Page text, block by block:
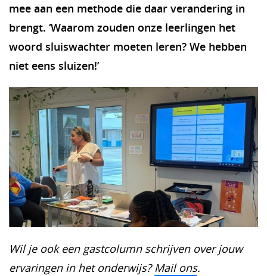
mee aan een methode die daar verandering in
brengt. ‘Waarom zouden onze leerlingen het
woord sluiswachter moeten leren? We hebben
niet eens sluizen!’
Wil je ook een gastcolumn schrijven over jouw
ervaringen in het onderwijs?Mail ons.